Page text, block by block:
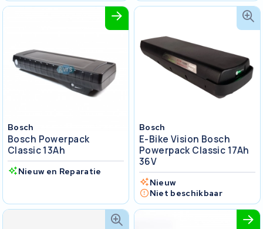
Bosch
Bosch Powerpack
Classic 13Ah
Nieuw en Reparatie
Bosch
E-Bike Vision Bosch
Powerpack Classic 17Ah
36V
Nieuw
Niet beschikbaar